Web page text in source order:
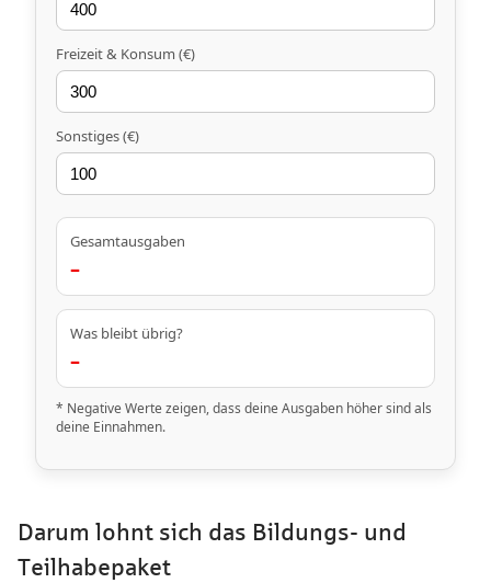
Darum lohnt sich das Bildungs- und
Teilhabepaket